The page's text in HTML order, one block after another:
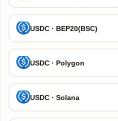
USDC · BEP20(BSC)
USDC · Polygon
USDC · Solana